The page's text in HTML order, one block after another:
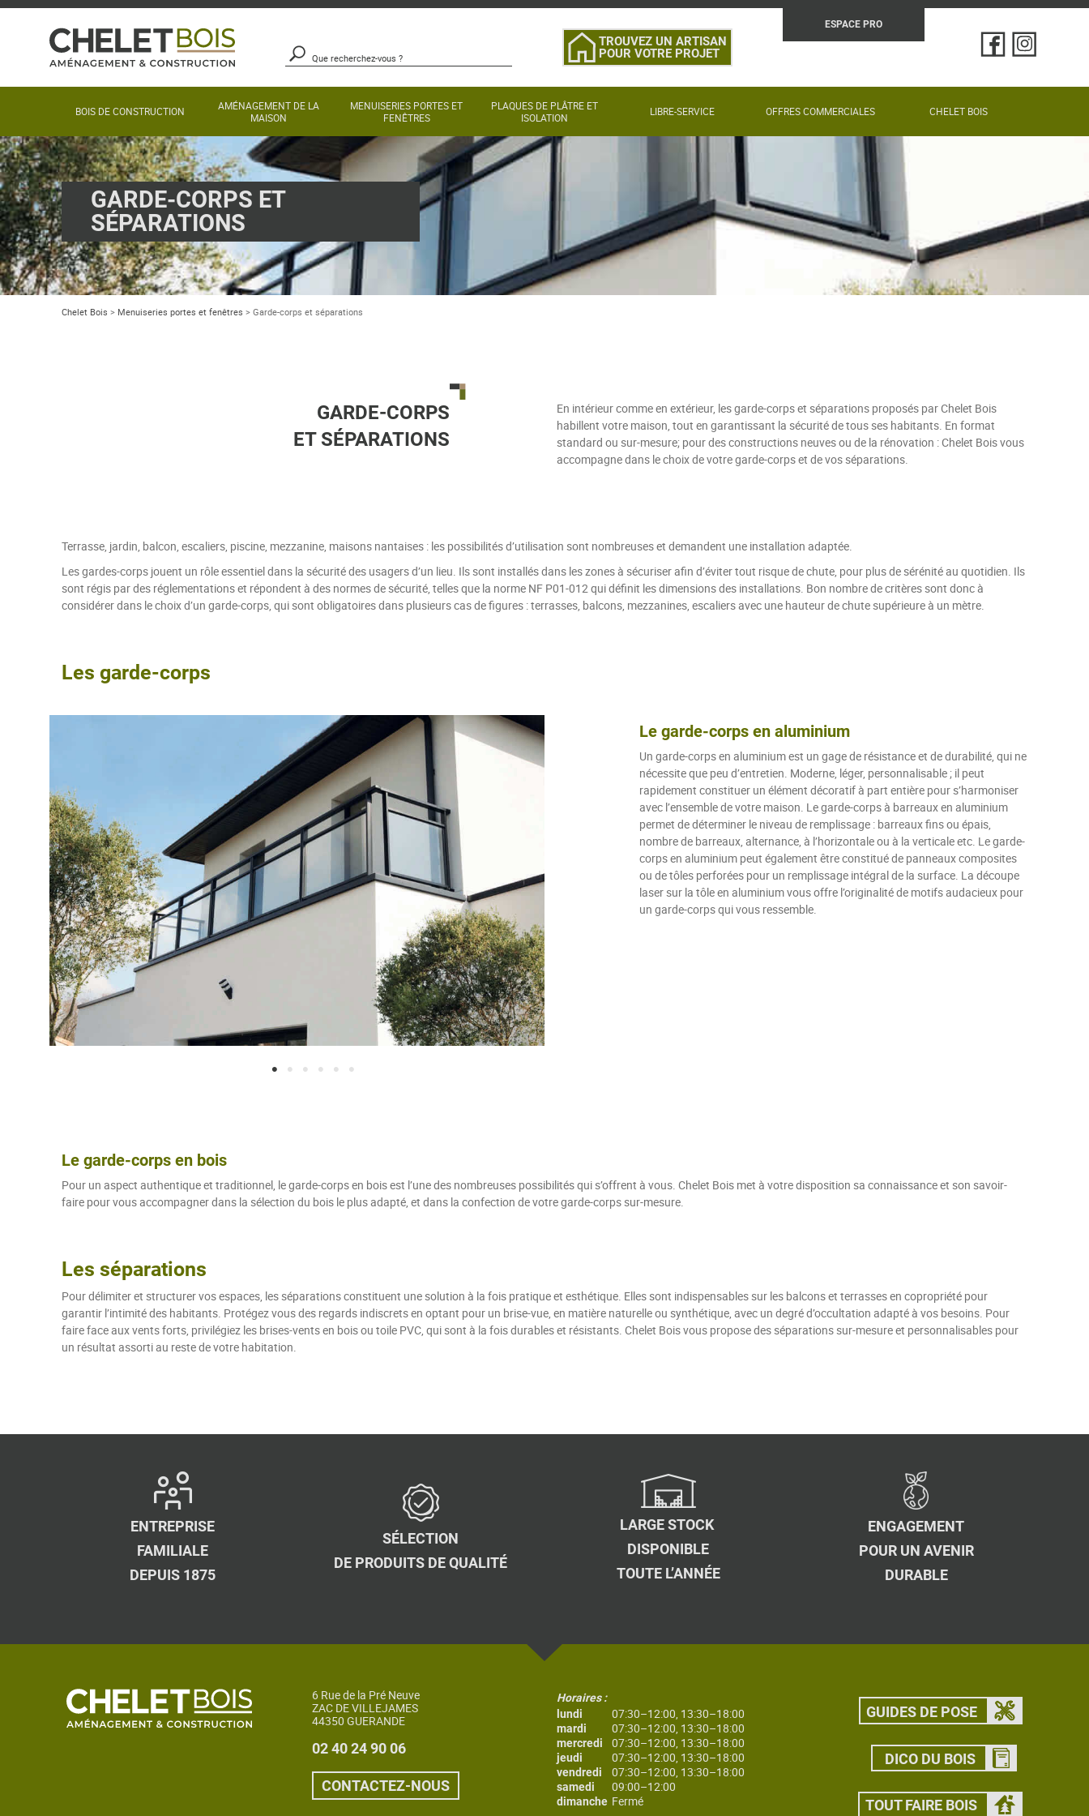
TROUVEZ UN ARTISAN
POUR VOTRE PROJET
ESPACE PRO
BOIS DE CONSTRUCTION
AMÉNAGEMENT DE LA
MAISON
MENUISERIES PORTES ET
FENÊTRES
PLAQUES DE PLÂTRE ET
ISOLATION
LIBRE-SERVICE OFFRES COMMERCIALES CHELET BOIS
GARDE-CORPS ET
SÉPARATIONS
Chelet Bois > Menuiseries portes et fenêtres > Garde-corps et séparations
GARDE-CORPS
ET SÉPARATIONS
En intérieur comme en extérieur, les garde-corps et séparations proposés par Chelet Bois
habillent votre maison, tout en garantissant la sécurité de tous ses habitants. En format
standard ou sur-mesure; pour des constructions neuves ou de la rénovation : Chelet Bois vous
accompagne dans le choix de votre garde-corps et de vos séparations.
Terrasse, jardin, balcon, escaliers, piscine, mezzanine, maisons nantaises : les possibilités d’utilisation sont nombreuses et demandent une installation adaptée.
Les gardes-corps jouent un rôle essentiel dans la sécurité des usagers d’un lieu. Ils sont installés dans les zones à sécuriser afin d’éviter tout risque de chute, pour plus de sérénité au quotidien. Ils
sont régis par des réglementations et répondent à des normes de sécurité, telles que la norme NF P01-012 qui définit les dimensions des installations. Bon nombre de critères sont donc à
considérer dans le choix d’un garde-corps, qui sont obligatoires dans plusieurs cas de figures : terrasses, balcons, mezzanines, escaliers avec une hauteur de chute supérieure à un mètre.
Les garde-corps
Le garde-corps en aluminium
Un garde-corps en aluminium est un gage de résistance et de durabilité, qui ne
nécessite que peu d’entretien. Moderne, léger, personnalisable ; il peut
rapidement constituer un élément décoratif à part entière pour s’harmoniser
avec l’ensemble de votre maison. Le garde-corps à barreaux en aluminium
permet de déterminer le niveau de remplissage : barreaux fins ou épais,
nombre de barreaux, alternance, à l’horizontale ou à la verticale etc. Le garde-
corps en aluminium peut également être constitué de panneaux composites
ou de tôles perforées pour un remplissage intégral de la surface. La découpe
laser sur la tôle en aluminium vous offre l’originalité de motifs audacieux pour
un garde-corps qui vous ressemble.
Le garde-corps en bois
Pour un aspect authentique et traditionnel, le garde-corps en bois est l’une des nombreuses possibilités qui s’offrent à vous. Chelet Bois met à votre disposition sa connaissance et son savoir-
faire pour vous accompagner dans la sélection du bois le plus adapté, et dans la confection de votre garde-corps sur-mesure.
Les séparations
Pour délimiter et structurer vos espaces, les séparations constituent une solution à la fois pratique et esthétique. Elles sont indispensables sur les balcons et terrasses en copropriété pour
garantir l’intimité des habitants. Protégez vous des regards indiscrets en optant pour un brise-vue, en matière naturelle ou synthétique, avec un degré d’occultation adapté à vos besoins. Pour
faire face aux vents forts, privilégiez les brises-vents en bois ou toile PVC, qui sont à la fois durables et résistants. Chelet Bois vous propose des séparations sur-mesure et personnalisables pour
un résultat assorti au reste de votre habitation.
ENTREPRISE
FAMILIALE
DEPUIS 1875
SÉLECTION
DE PRODUITS DE QUALITÉ
LARGE STOCK
DISPONIBLE
TOUTE L’ANNÉE
ENGAGEMENT
POUR UN AVENIR
DURABLE
6 Rue de la Pré Neuve
ZAC DE VILLEJAMES
44350 GUERANDE
02 40 24 90 06
CONTACTEZ-NOUS
Horaires :
lundi
07:30–12:00, 13:30–18:00
mardi 07:30–12:00, 13:30–18:00
mercredi 07:30–12:00, 13:30–18:00
jeudi 07:30–12:00, 13:30–18:00
vendredi 07:30–12:00, 13:30–18:00
samedi 09:00–12:00
dimanche Fermé
GUIDES DE POSE
DICO DU BOIS
TOUT FAIRE BOIS